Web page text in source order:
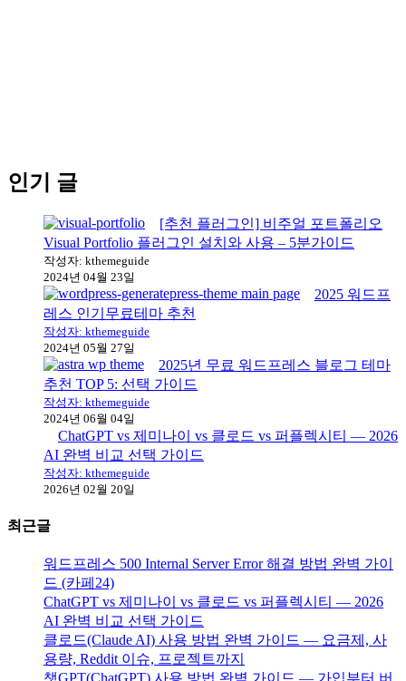
인기 글
[추천 플러그인] 비주얼 포트폴리오
Visual Portfolio 플러그인 설치와 사용 – 5분가이드
작성자: kthemeguide
2024년 04월 23일
2025 워드프
레스 인기무료테마 추천
작성자: kthemeguide
2024년 05월 27일
2025년 무료 워드프레스 블로그 테마
추천 TOP 5: 선택 가이드
작성자: kthemeguide
2024년 06월 04일
ChatGPT vs 제미나이 vs 클로드 vs 퍼플렉시티 — 2026
AI 완벽 비교 선택 가이드
작성자: kthemeguide
2026년 02월 20일
최근글
워드프레스 500 Internal Server Error 해결 방법 완벽 가이
드 (카페24)
ChatGPT vs 제미나이 vs 클로드 vs 퍼플렉시티 — 2026
AI 완벽 비교 선택 가이드
클로드(Claude AI) 사용 방법 완벽 가이드 — 요금제, 사
용량, Reddit 이슈, 프로젝트까지